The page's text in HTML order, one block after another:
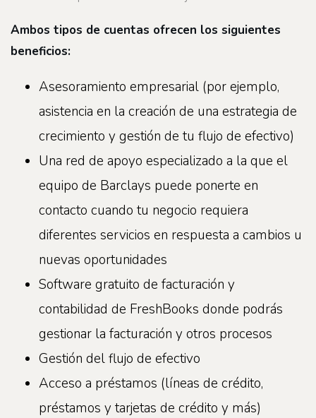
Ambos tipos de cuentas ofrecen los siguientes
beneficios:
Asesoramiento empresarial (por ejemplo,
asistencia en la creación de una estrategia de
crecimiento y gestión de tu flujo de efectivo)
Una red de apoyo especializado a la que el
equipo de Barclays puede ponerte en
contacto cuando tu negocio requiera
diferentes servicios en respuesta a cambios u
nuevas oportunidades
Software gratuito de facturación y
contabilidad de FreshBooks donde podrás
gestionar la facturación y otros procesos
Gestión del flujo de efectivo
Acceso a préstamos (líneas de crédito,
préstamos y tarjetas de crédito y más)